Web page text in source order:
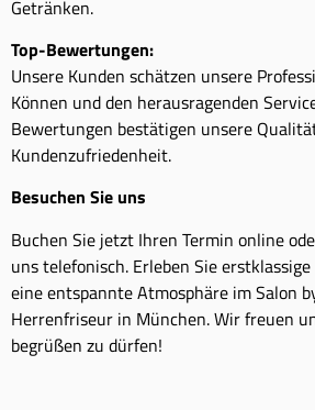
Getränken.
Top-Bewertungen:
Unsere Kunden schätzen unsere
Können und den herausragenden
Bewertungen bestätigen unsere
Kundenzufriedenheit.
Besuchen Sie uns
Buchen Sie jetzt Ihren Termin online
uns telefonisch. Erleben Sie
eine entspannte Atmosphäre im Salon
Herrenfriseur in München. Wir freuen
begrüßen zu dürfen!